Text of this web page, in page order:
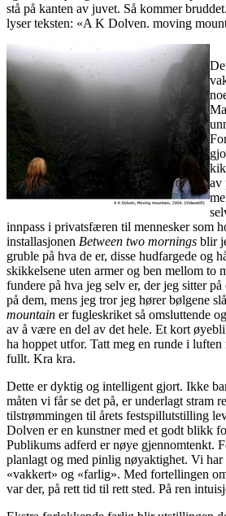
stå på kanten av juvet. Så kommer
lyser teksten: «A K Dolven. moving
av
innpass i privatsfæren til mennesker som
installasjonen Between two mornings blir
gruble på hva de er, disse hudfargede og
skikkelsene uten armer og ben mellom to
fundere på hva jeg selv er, der jeg sitter
på dem, mens jeg tror jeg hører bølgene
mountain er fugleskriket så omsluttende
av å være en del av det hele. Et kort
ha hoppet utfor. Tatt meg en runde i luften
fullt. Kra kra.
Dette er dyktig og intelligent gjort. Ikke
måten vi får se det på, er underlagt stram
tilstrømmingen til årets festspillutstilling
Dolven er en kunstner med et godt blikk
Publikums adferd er nøye gjennomtenkt.
planlagt og med pinlig nøyaktighet. Vi
«vakkert» og «farlig». Med fortellingen
var der, på rett tid til rett sted. På ren